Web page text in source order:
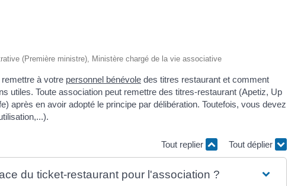
(Première ministre), Ministère chargé de la vie associative
à votre personnel bénévole des titres restaurant et comment
utiles. Toute association peut remettre des titres-restaurant (Apetiz, Up
après en avoir adopté le principe par délibération. Toutefois, vous devez
Tout replier Tout déplier
du ticket-restaurant pour l'association ?